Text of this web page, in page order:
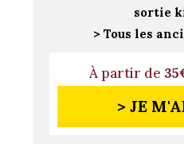
sortie
> Tous les
À partir de
> JE